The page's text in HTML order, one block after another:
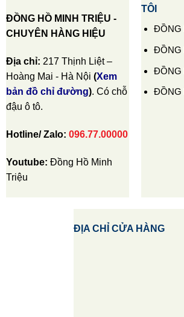
ĐỒNG HỒ MINH TRIỆU -
CHUYÊN HÀNG HIỆU
Địa chỉ: 217 Thịnh Liệt –
Hoàng Mai - Hà Nội (Xem
bản đồ chỉ đường). Có chỗ
đậu ô tô.
Hotline/ Zalo: 096.77.00000
Youtube: Đồng Hồ Minh
Triệu
TÔI
ĐỒNG
ĐỒNG
ĐỒNG
ĐỒNG
ĐỊA CHỈ CỬA HÀNG